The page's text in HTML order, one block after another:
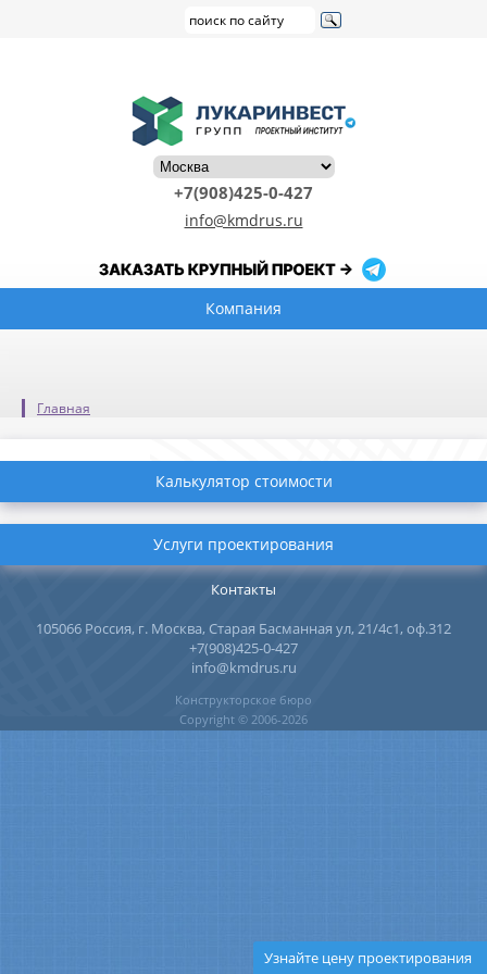
+7(908)425-0-427
info@kmdrus.ru
Компания
Главная
Калькулятор стоимости
Услуги проектирования
Узнайте цену проектирования
Контакты
105066 Россия, г. Москва, Старая Басманная ул, 21/4с1, оф.312
+7(908)425-0-427
info@kmdrus.ru
Конструкторское бюро
Copyright © 2006-2026